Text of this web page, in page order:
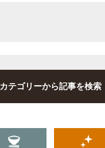
カテゴリーから記事を検索